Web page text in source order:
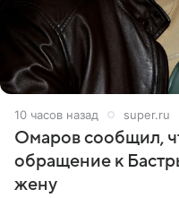
10 часов назад super.ru
Омаров сообщил,
обращение к
жену